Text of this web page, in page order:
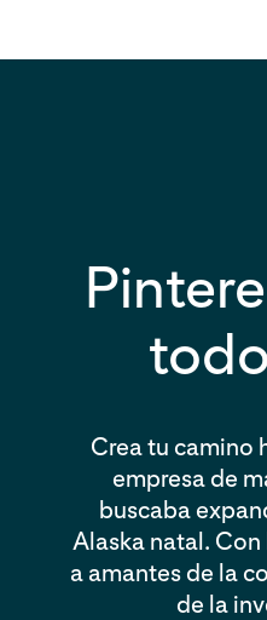
Crea tu camino
empresa de
buscaba
Alaska natal.
a amantes de la
de la